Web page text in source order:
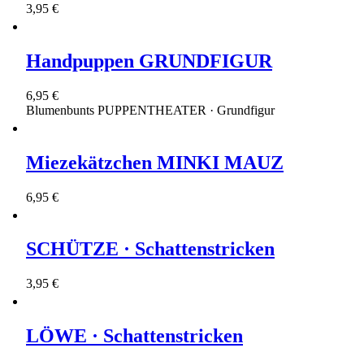
3,95 €
Handpuppen GRUNDFIGUR
6,95 €
Blumenbunts PUPPENTHEATER · Grundfigur
Miezekätzchen MINKI MAUZ
6,95 €
SCHÜTZE · Schattenstricken
3,95 €
LÖWE · Schattenstricken